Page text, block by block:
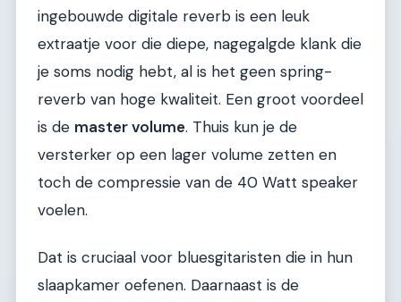
ingebouwde digitale reverb is een leuk
extraatje voor die diepe, nagegalgde klank die
je soms nodig hebt, al is het geen spring-
reverb van hoge kwaliteit. Een groot voordeel
is de master volume. Thuis kun je de
versterker op een lager volume zetten en
toch de compressie van de 40 Watt speaker
voelen.
Dat is cruciaal voor bluesgitaristen die in hun
slaapkamer oefenen. Daarnaast is de